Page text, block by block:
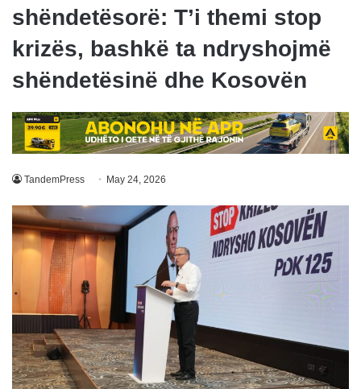
shëndetësorë: T’i themi stop
krizës, bashkë ta ndryshojmë
shëndetësinë dhe Kosovën
TandemPress May 24, 2026